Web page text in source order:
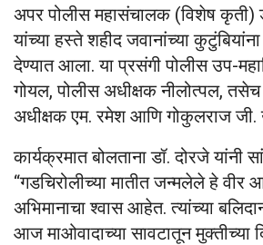
अपर पोलीस महासंचालक (विशेष कृती)
यांच्या हस्ते शहीद जवानांच्या
देण्यात आला. या प्रसंगी पोलीस उप-
गोयल, पोलीस अधीक्षक नीलोत्पल,
अधीक्षक एम. रमेश आणि गोकुलराज जी.
कार्यक्रमात बोलताना डॉ. दोरजे यांनी
“गडचिरोलीच्या मातीत जन्मलेले हे वीर
अभिमानाचा श्वास आहेत. त्यांच्या
आज माओवादाच्या सावटातून मुक्तीच्या